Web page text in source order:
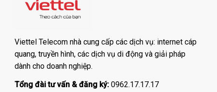
Viettel Telecom nhà cung cấp các dịch vụ: internet cáp
quang, truyền hình, các dịch vụ di động và giải pháp
dành cho doanh nghiệp.
Tổng đài tư vấn & đăng ký: 0962.17.17.17